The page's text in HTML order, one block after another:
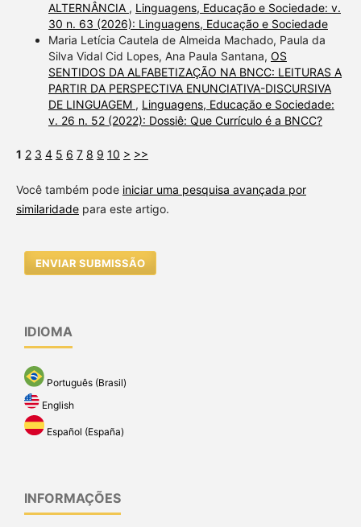
ALTERNÂNCIA , Linguagens, Educação e Sociedade: v.
30 n. 63 (2026): Linguagens, Educação e Sociedade
Maria Letícia Cautela de Almeida Machado, Paula da
Silva Vidal Cid Lopes, Ana Paula Santana, OS
SENTIDOS DA ALFABETIZAÇÃO NA BNCC: LEITURAS A
PARTIR DA PERSPECTIVA ENUNCIATIVA-DISCURSIVA
DE LINGUAGEM , Linguagens, Educação e Sociedade:
v. 26 n. 52 (2022): Dossiê: Que Currículo é a BNCC?
1 2 3 4 5 6 7 8 9 10 > >>
Você também pode iniciar uma pesquisa avançada por
similaridadepara este artigo.
ENVIAR SUBMISSÃO
IDIOMA
Português (Brasil)
English
Español (España)
INFORMAÇÕES